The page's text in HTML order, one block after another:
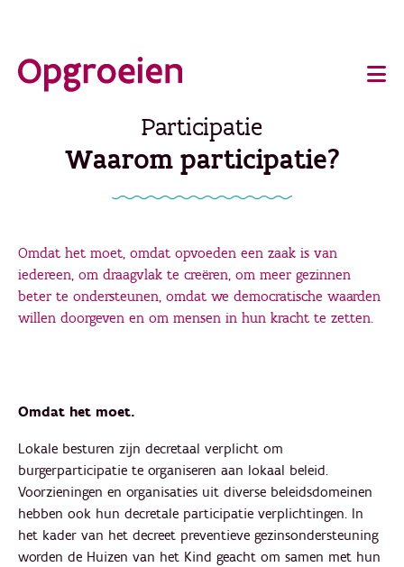
direct
Main
Participatie
Waarom participatie?
Omdat het moet, omdat opvoeden een zaak is van
iedereen, om draagvlak te creëren, om meer gezinnen
beter te ondersteunen, omdat we democratische waarden
willen doorgeven en om mensen in hun kracht te zetten.
Omdat het moet.
Lokale besturen zijn decretaal verplicht om
burgerparticipatie te organiseren aan lokaal beleid.
Voorzieningen en organisaties uit diverse beleidsdomeinen
hebben ook hun decretale participatie verplichtingen. In
het kader van het decreet preventieve gezinsondersteuning
worden de Huizen van het Kind geacht om samen met hun